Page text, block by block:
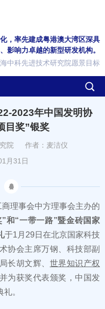
，率先建成粤港澳大湾区深具
影响力卓越的新型研发机构。
中科先进技术研究院愿景目标
2023年中国发明协
目奖”银奖
院
作者：麦洁仪
月31日
理事会中方理事会主办的
和“一带一路”暨金砖国家
于1月29日在北京国家科技
协会主席万钢、科技部副
长胡文辉、 世界知识产权
为获奖代表颁奖，中国发
。